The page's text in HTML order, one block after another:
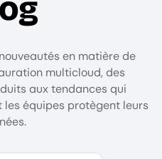
en matière de
multicloud, des
aux tendances qui
équipes protègent leurs